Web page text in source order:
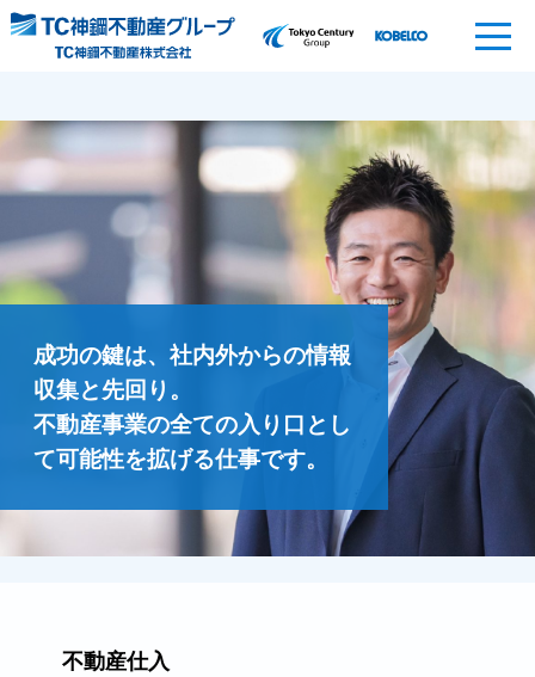
成功の鍵は、社内外からの情報
収集と先回り。
不動産事業の全ての入り口とし
て可能性を拡げる仕事です。
不動産仕入